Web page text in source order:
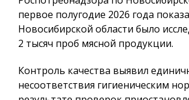
первое полугодие 2026 года
Новосибирской области было
2 тысяч проб мясной продукции.
Контроль качества выявил
несоответствия гигиеническим